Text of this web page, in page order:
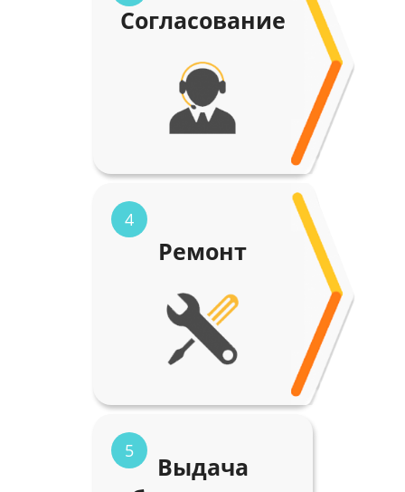
Согласование
4
Ремонт
5
Выдача